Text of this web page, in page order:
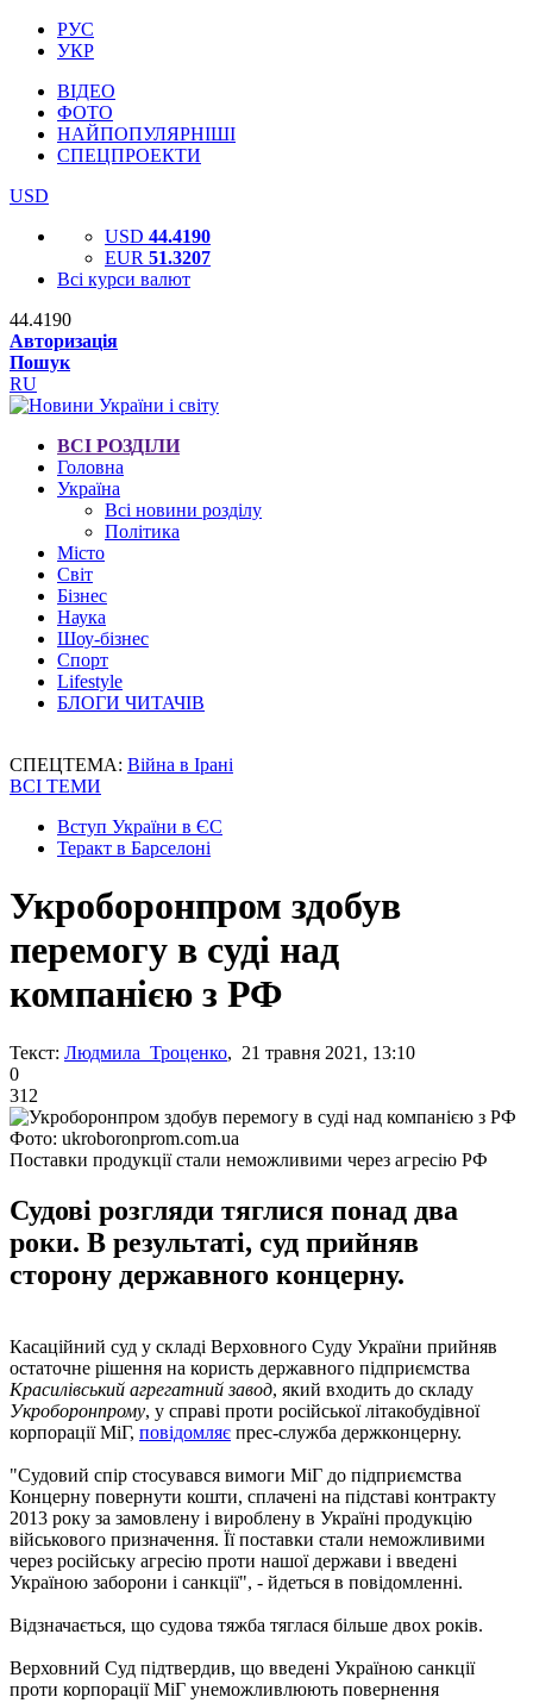
РУС
УКР
ВІДЕО
ФОТО
НАЙПОПУЛЯРНІШІ
СПЕЦПРОЕКТИ
USD
USD 44.4190
EUR 51.3207
Всі курси валют
44.4190
Авторизація
Пошук
RU
ВСІ РОЗДІЛИ
Головна
Україна
Всі новини розділу
Політика
Місто
Світ
Бізнес
Наука
Шоу-бізнес
Спорт
Lifestyle
БЛОГИ ЧИТАЧІВ
СПЕЦТЕМА: Війна в Ірані
ВСІ ТЕМИ
Вступ України в ЄС
Теракт в Барселоні
Укроборонпром здобув
перемогу в суді над
компанією з РФ
Текст: Людмила Троценко, 21 травня 2021, 13:10
0
312
Фото: ukroboronprom.com.ua
Поставки продукції стали неможливими через агресію РФ
Судові розгляди тяглися понад два
роки. В результаті, суд прийняв
сторону державного концерну.
Касаційний суд у складі Верховного Суду України прийняв
остаточне рішення на користь державного підприємства
Красилівський агрегатний завод, який входить до складу
Укроборонпрому, у справі проти російської літакобудівної
корпорації МіГ, повідомляє прес-служба держконцерну.
"Судовий спір стосувався вимоги МіГ до підприємства
Концерну повернути кошти, сплачені на підставі контракту
2013 року за замовлену і вироблену в Україні продукцію
військового призначення. Її поставки стали неможливими
через російську агресію проти нашої держави і введені
Україною заборони і санкції", - йдеться в повідомленні.
Відзначається, що судова тяжба тяглася більше двох років.
Верховний Суд підтвердив, що введені Україною санкції
проти корпорації МіГ унеможливлюють повернення